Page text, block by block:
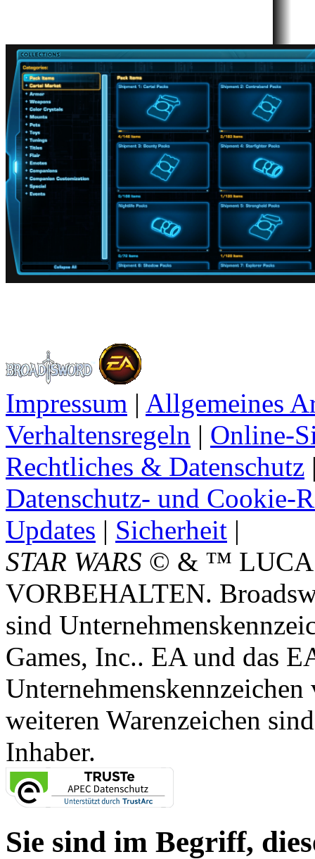
Impressum | Allgemeines
Verhaltensregeln | Online-
Rechtliches & Datenschutz
Datenschutz- und Cookie-
Updates | Sicherheit |
STAR WARS © & ™
VORBEHALTEN.
sind
Games, Inc.. EA und das
weiteren Warenzeichen
Inhaber.
Sie sind im Begriff,